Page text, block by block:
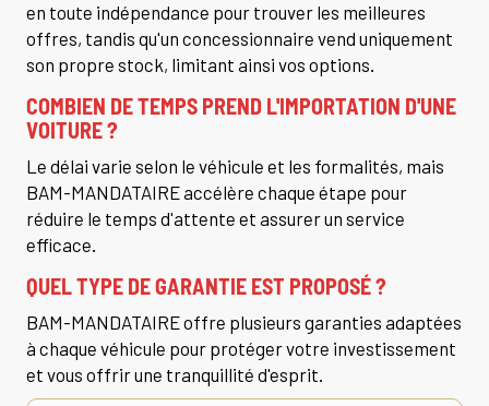
en toute indépendance pour trouver les meilleures
offres, tandis qu'un concessionnaire vend uniquement
son propre stock, limitant ainsi vos options.
COMBIEN DE TEMPS PREND L'IMPORTATION D'UNE
VOITURE ?
Le délai varie selon le véhicule et les formalités, mais
BAM-MANDATAIRE accélère chaque étape pour
réduire le temps d'attente et assurer un service
efficace.
QUEL TYPE DE GARANTIE EST PROPOSÉ ?
BAM-MANDATAIRE offre plusieurs garanties adaptées
à chaque véhicule pour protéger votre investissement
et vous offrir une tranquillité d'esprit.